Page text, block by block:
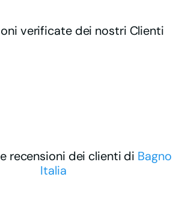
verificate dei nostri Clienti
recensioni dei clienti di Bagno
Italia